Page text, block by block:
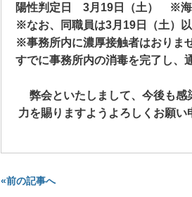
陽性判定日 3月 19日（土） ※海
※なお、同職員は3月 19日（土）
※事務所内に濃厚接触者はおりま
すでに事務所内の消毒を完了し、
弊会といたしまして、今後も
力を賜りますようよろしくお願い
«前の記事へ